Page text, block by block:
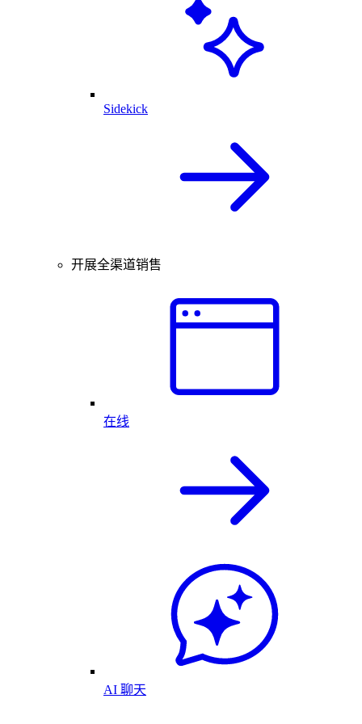
Sidekick
开展全渠道销售
在线
AI 聊天